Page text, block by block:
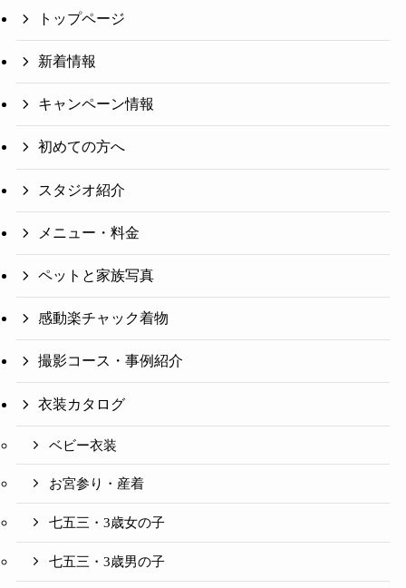
トップページ
新着情報
キャンペーン情報
初めての方へ
スタジオ紹介
メニュー・料金
ペットと家族写真
感動楽チャック着物
撮影コース・事例紹介
衣装カタログ
ベビー衣装
お宮参り・産着
七五三・3歳女の子
七五三・3歳男の子